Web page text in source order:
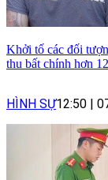
Khởi tố các đối
thu bất chính hơn
HÌNH SỰ12:50